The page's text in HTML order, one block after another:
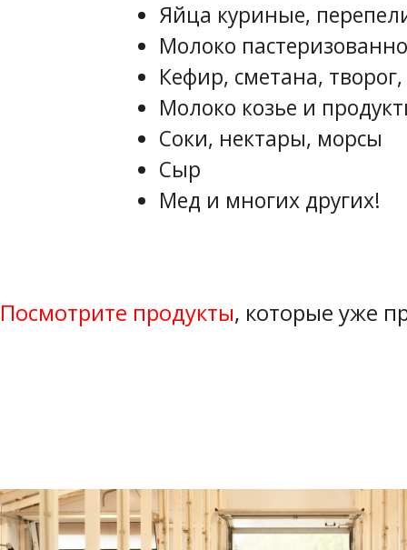
Яйца куриные,
Молоко
Кефир, сметана, творог,
Молоко козье и
Соки, нектары, морсы
Сыр
Мед и многих других!
Посмотрите продукты, которые уже